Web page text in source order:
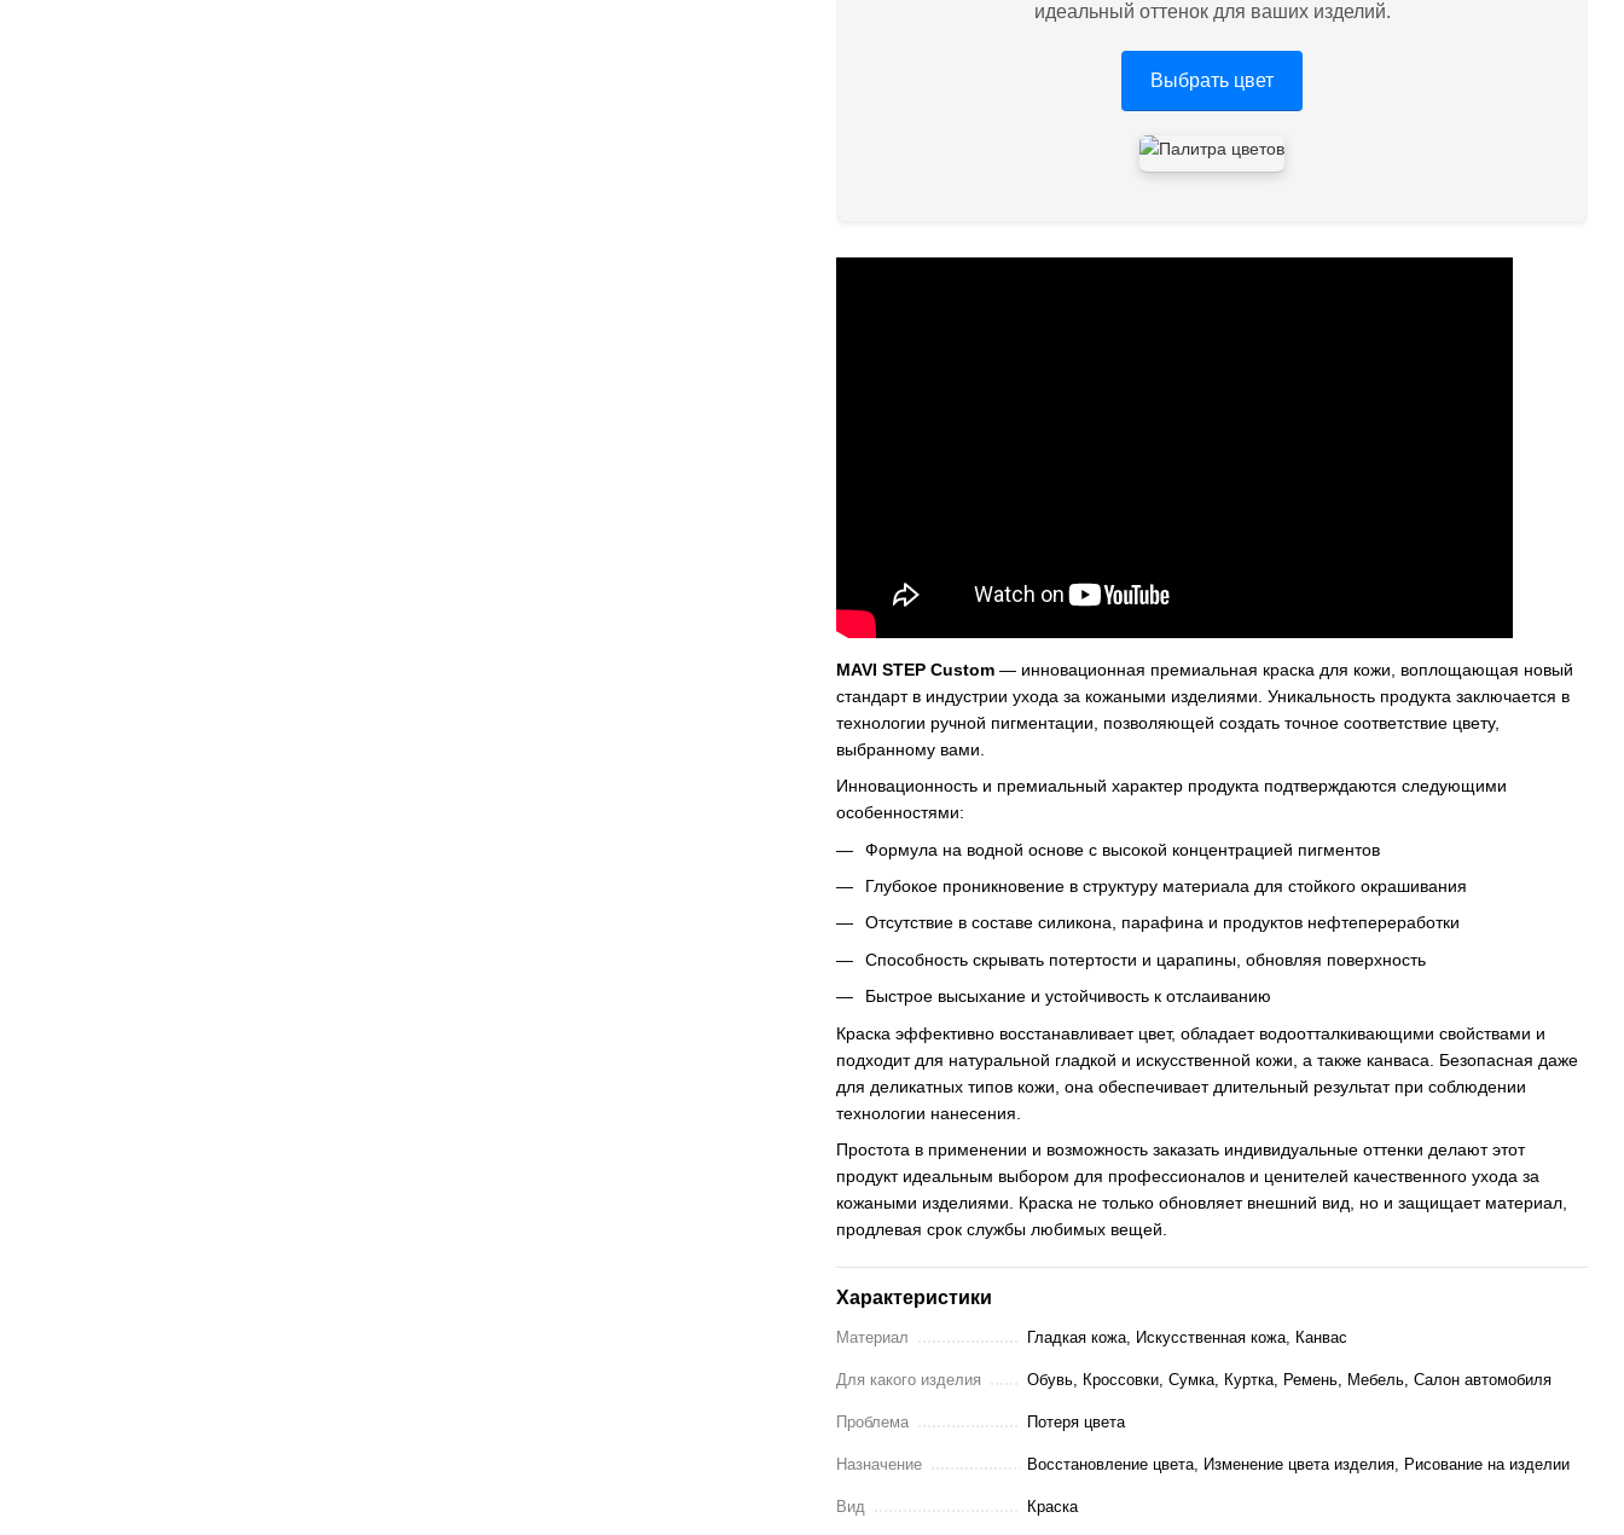
идеальный оттенок для ваших изделий.
Выбрать цвет
MAVI STEP Custom — инновационная премиальная краска для кожи, воплощающая новый
стандарт в индустрии ухода за кожаными изделиями. Уникальность продукта заключается в
технологии ручной пигментации, позволяющей создать точное соответствие цвету,
выбранному вами.
Инновационность и премиальный характер продукта подтверждаются следующими
особенностями:
Формула на водной основе с высокой концентрацией пигментов
Глубокое проникновение в структуру материала для стойкого окрашивания
Отсутствие в составе силикона, парафина и продуктов нефтепереработки
Способность скрывать потертости и царапины, обновляя поверхность
Быстрое высыхание и устойчивость к отслаиванию
Краска эффективно восстанавливает цвет, обладает водоотталкивающими свойствами и
подходит для натуральной гладкой и искусственной кожи, а также канваса. Безопасная даже
для деликатных типов кожи, она обеспечивает длительный результат при соблюдении
технологии нанесения.
Простота в применении и возможность заказать индивидуальные оттенки делают этот
продукт идеальным выбором для профессионалов и ценителей качественного ухода за
кожаными изделиями. Краска не только обновляет внешний вид, но и защищает материал,
продлевая срок службы любимых вещей.
Характеристики
Материал Гладкая кожа, Искусственная кожа, Канвас
Для какого изделия Обувь, Кроссовки, Сумка, Куртка, Ремень, Мебель, Салон автомобиля
Проблема Потеря цвета
Назначение Восстановление цвета, Изменение цвета изделия, Рисование на изделии
Вид Краска